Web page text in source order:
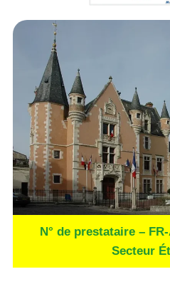
N° de prestataire –
Secteur